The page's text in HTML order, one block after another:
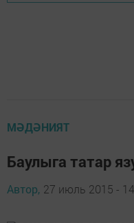
МӘДӘНИЯТ
Баулыга татар
Автор, 27 июль 2015 -